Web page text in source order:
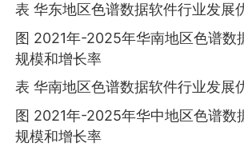
表 华东地区色谱数据软件行业发展
图 2021年-2025年华南地区色谱数
规模和增长率
表 华南地区色谱数据软件行业发展
图 2021年-2025年华中地区色谱数
规模和增长率